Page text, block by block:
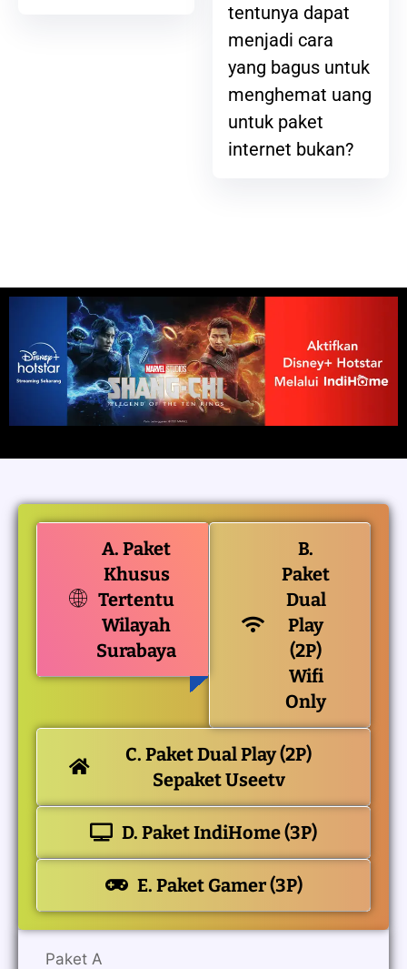
tentunya dapat
menjadi cara
yang bagus untuk
menghemat uang
untuk paket
internet bukan?
A. Paket
Khusus
Tertentu
Wilayah
Surabaya
B.
Paket
Dual
Play
(2P)
Wifi
Only
C. Paket Dual Play (2P)
Sepaket Useetv
D. Paket IndiHome (3P)
E. Paket Gamer (3P)
Paket A